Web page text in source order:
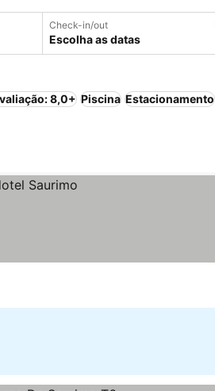
Check-in/out
Escolha as datas
8,0+ Piscina Estacionamento